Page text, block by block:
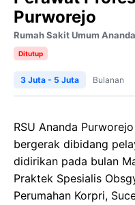
Purworejo
Rumah Sakit Umum
Ditutup
3 Juta - 5 Juta Bulanan
RSU Ananda
bergerak dibidang
didirikan pada bulan
Praktek Spesialis
Perumahan Korpri,